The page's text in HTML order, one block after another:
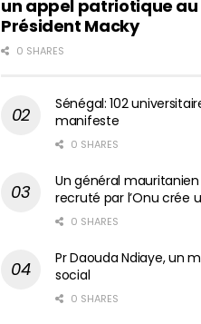
un appel patriotique au
Président Macky
0 SHARES
Sénégal: 102
manifeste
0 SHARES
Un général
recruté par l’Onu crée
0 SHARES
Pr Daouda Ndiaye, un
social
0 SHARES